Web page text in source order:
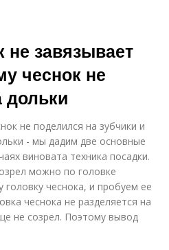
не завязывает
чеснок не
дольки
не поделился на зубчики и
- мы дадим две основные
виновата техника посадки.
можно по головке
чеснока, и пробуем ее
чеснока не разделяется на
не созрел. Поэтому вывод